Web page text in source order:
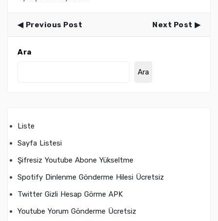
Previous Post Next Post
Ara
Ara
Liste
Sayfa Listesi
Şifresiz Youtube Abone Yükseltme
Spotify Dinlenme Gönderme Hilesi Ücretsiz
Twitter Gizli Hesap Görme APK
Youtube Yorum Gönderme Ücretsiz